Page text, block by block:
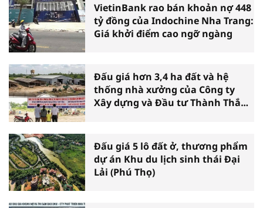
VietinBank rao bán khoản nợ 448
tỷ đồng của Indochine Nha Trang:
Giá khởi điểm cao ngỡ ngàng
Đấu giá hơn 3,4 ha đất và hệ
thống nhà xưởng của Công ty
Xây dựng và Đầu tư Thành Thắng
Đấu giá 5 lô đất ở, thương phẩm
dự án Khu du lịch sinh thái Đại
Lải (Phú Thọ)